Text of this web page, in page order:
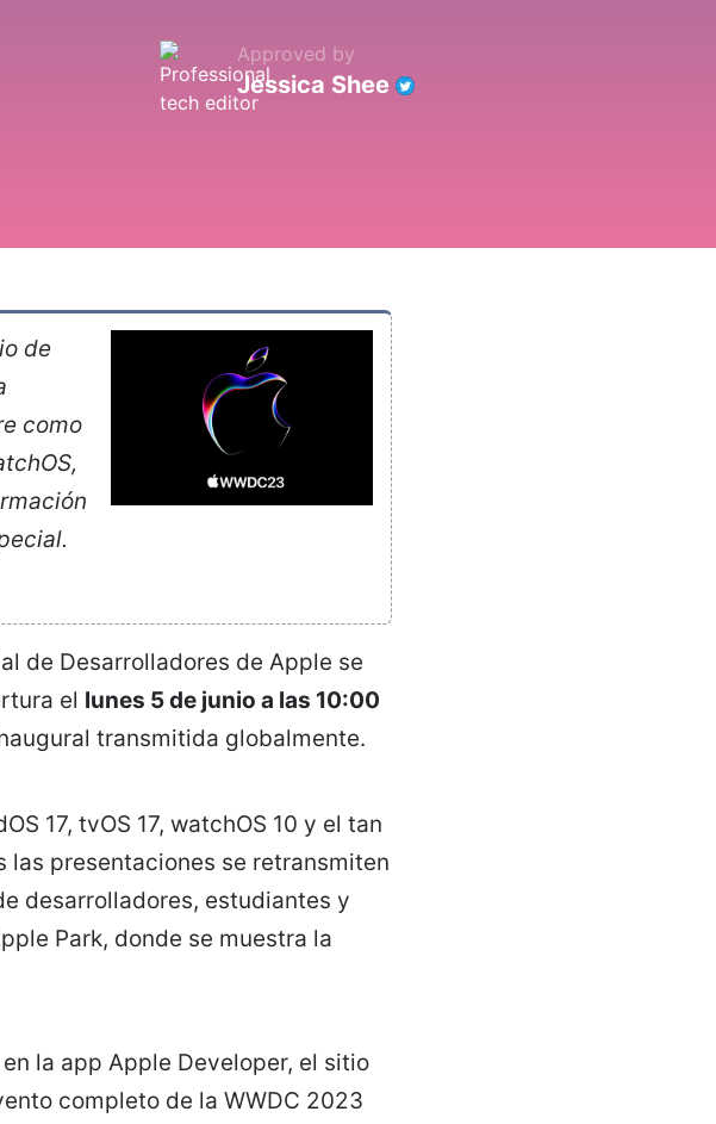
Approved by
Jessica Shee
de
como
de Desarrolladores de Apple se
el lunes 5 de junio a las 10:00
transmitida globalmente.
17, tvOS 17, watchOS 10 y el tan
presentaciones se retransmiten
desarrolladores, estudiantes y
Park, donde se muestra la
la app Apple Developer, el sitio
completo de la WWDC 2023